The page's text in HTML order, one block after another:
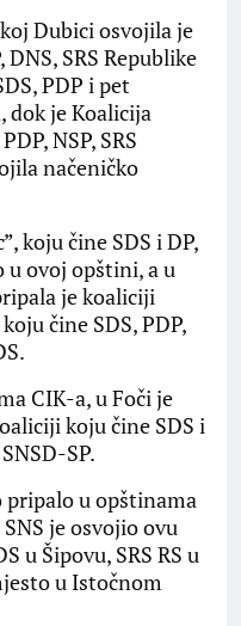
Dubici osvojila je
SRS Republike
PDP i pet
je Koalicija
NSP, SRS
načeničko
koju čine SDS i DP,
u ovoj opštini, a u
je koaliciji
čine SDS, PDP,
CIK-a, u Foči je
koju čine SDS i
SP.
pripalo u opštinama
je osvojio ovu
u Šipovu, SRS RS u
u Istočnom